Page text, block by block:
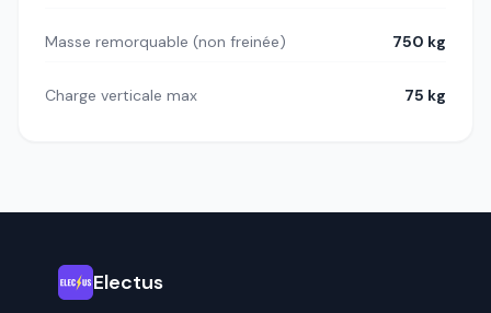
Masse remorquable (non freinée) 750 kg
Charge verticale max 75 kg
Electus